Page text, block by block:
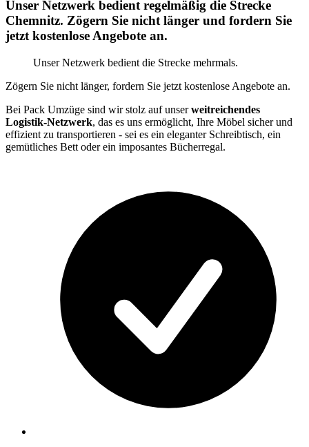
Unser Netzwerk bedient regelmäßig die Strecke
Chemnitz. Zögern Sie nicht länger und fordern Sie
jetzt kostenlose Angebote an.
Unser Netzwerk bedient die Strecke mehrmals.
Zögern Sie nicht länger, fordern Sie jetzt kostenlose Angebote an.
Bei Pack Umzüge sind wir stolz auf unserweitreichendes
Logistik-Netzwerk, das es uns ermöglicht, Ihre Möbel sicher und
effizient zu transportieren - sei es ein eleganter Schreibtisch, ein
gemütliches Bett oder ein imposantes Bücherregal.